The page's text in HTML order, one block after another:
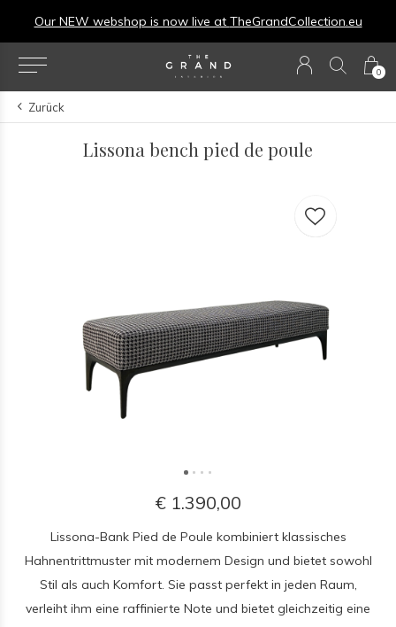
0
Our NEW webshop is now live at TheGrandCollection.eu
Zurück
Lissona bench pied de poule
€ 1.390,00
Lissona-Bank Pied de Poule kombiniert klassisches
Hahnentrittmuster mit modernem Design und bietet sowohl
Stil als auch Komfort. Sie passt perfekt in jeden Raum,
verleiht ihm eine raffinierte Note und bietet gleichzeitig eine